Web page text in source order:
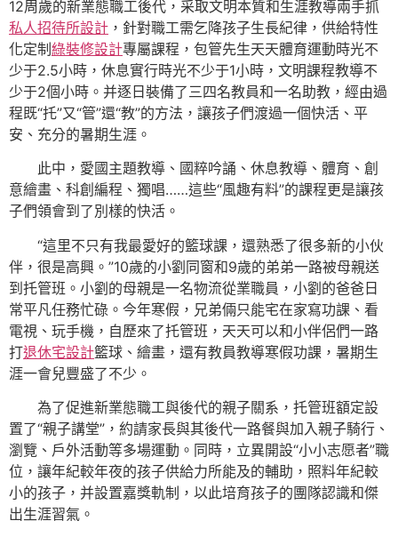
12周歲的新業態職工後代，采取文明本質和生涯教導兩手抓
私人招待所設計 ，針對職工需乞降孩子生長紀律，供給特性
化定制 綠裝修設計專屬課程，包管先生天天體育運動時光不
少于2.5小時，休息實行時光不少于1小時，文明課程教導不
少于2個小時。并逐日裝備了三四名教員和一名助教，經由過
程既“托”又“管”還“教”的方法，讓孩子們渡過一個快活、平
安、充分的暑期生涯。
此中，愛國主題教導、國粹吟誦、休息教導、體育、創
意繪畫、科創編程、獨唱……這些“風趣有料”的課程更是讓孩
子們領會到了別樣的快活。
“這里不只有我最愛好的籃球課，還熟悉了很多新的小伙
伴，很是高興。”10歲的小劉同窗和9歲的弟弟一路被母親送
到托管班。小劉的母親是一名物流從業職員，小劉的爸爸日
常平凡任務忙碌。今年寒假，兄弟倆只能宅在家寫功課、看
電視、玩手機，自歷來了托管班，天天可以和小伴侶們一路
打退休宅設計籃球、繪畫，還有教員教導寒假功課，暑期生
涯一會兒豐盛了不少。
為了促進新業態職工與後代的親子關系，托管班額定設
置了“親子講堂”，約請家長與其後代一路餐與加入親子騎行、
瀏覽、戶外活動等多場運動。同時，立異開設“小小志愿者”職
位，讓年紀較年夜的孩子供給力所能及的輔助，照料年紀較
小的孩子，并設置嘉獎軌制，以此培育孩子的團隊認識和傑
出生涯習氣。